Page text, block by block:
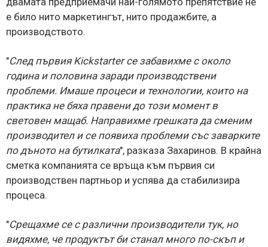
е било нито маркетингът, нито продажбите, а
производството.
"След първия Kickstarter се забавихме с около
година и половина заради производствени
проблеми. Имаше процеси и технологии, които на
практика не бяха правени до този момент в
световен мащаб. Направихме грешката да сменим
производител и се появиха проблеми със заварките
по дъното на бутилката", разказа Захаринов. В крайна
сметка компанията се връща към първия си
производствен партньор и успява да стабилизира
процеса.
"Срещахме се с различни производители тук, но
видяхме, че продуктът би станал много по-скъп и